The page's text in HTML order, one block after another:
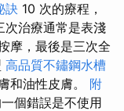
訣 10 次的療程，
次治療通常是表淺
摩，最後是三次全
高品質不鏽鋼水槽
和油性皮膚。 附
個錯誤是不使用